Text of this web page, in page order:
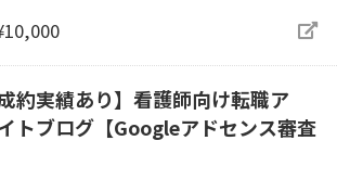
成約実績あり】看護師向け転職ア
トブログ【Googleアドセンス審査